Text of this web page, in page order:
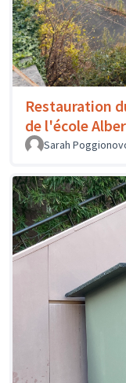
Restauration
de l'école
Sarah